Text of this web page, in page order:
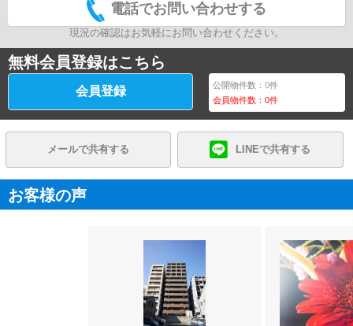
電話でお問い合わせする
現況の確認はお気軽にお問い合わせください。
無料会員登録はこちら
会員登録 公開物件数：0件
会員物件数：0件
メールで共有する LINEで共有する
お客様の声